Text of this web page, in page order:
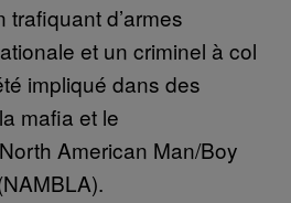
d’armes
et un criminel à col
impliqué dans des
mafia et le
American Man/Boy